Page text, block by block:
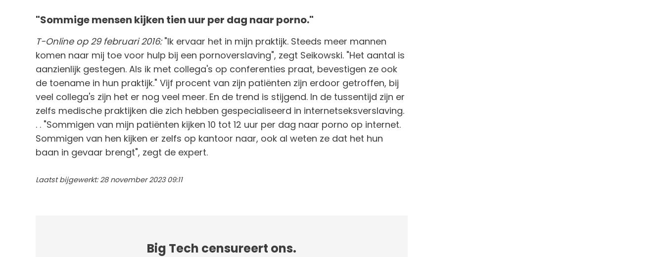
"Sommige mensen kijken tien uur per dag naar porno."
T-Online op 29 februari 2016: "Ik ervaar het in mijn praktijk. Steeds meer mannen
komen naar mij toe voor hulp bij een pornoverslaving", zegt Seikowski. "Het aantal is
aanzienlijk gestegen. Als ik met collega's op conferenties praat, bevestigen ze ook
de toename in hun praktijk." Vijf procent van zijn patiënten zijn erdoor getroffen, bij
veel collega's zijn het er nog veel meer. En de trend is stijgend. In de tussentijd zijn er
zelfs medische praktijken die zich hebben gespecialiseerd in internetseksverslaving.
. . "Sommigen van mijn patiënten kijken 10 tot 12 uur per dag naar porno op internet.
Sommigen van hen kijken er zelfs op kantoor naar, ook al weten ze dat het hun
baan in gevaar brengt", zegt de expert.
Laatst bijgewerkt: 28 november 2023 09:11
Big Tech censureert ons.